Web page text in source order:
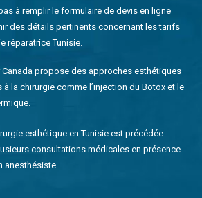
à remplir le formulaire de devis en ligne
des détails pertinents concernant les tarifs
réparatrice Tunisie.
Canada propose des approches esthétiques
à la chirurgie comme l’injection du Botox et le
esthétique en Tunisie est précédée
consultations médicales en présence
anesthésiste.